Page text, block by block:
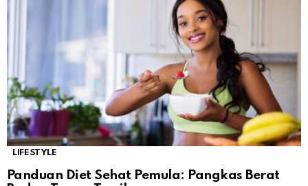
LIFESTYLE
Panduan Diet Sehat Pemula: Pangkas Berat